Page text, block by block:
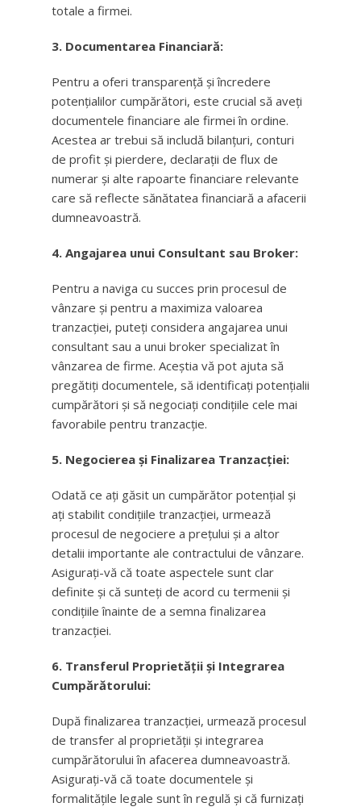
totale a firmei.
3. Documentarea Financiară:
Pentru a oferi transparență și încredere
potențialilor cumpărători, este crucial să aveți
documentele financiare ale firmei în ordine.
Acestea ar trebui să includă bilanțuri, conturi
de profit și pierdere, declarații de flux de
numerar și alte rapoarte financiare relevante
care să reflecte sănătatea financiară a afacerii
dumneavoastră.
4. Angajarea unui Consultant sau Broker:
Pentru a naviga cu succes prin procesul de
vânzare și pentru a maximiza valoarea
tranzacției, puteți considera angajarea unui
consultant sau a unui broker specializat în
vânzarea de firme. Aceștia vă pot ajuta să
pregătiți documentele, să identificați potențialii
cumpărători și să negociați condițiile cele mai
favorabile pentru tranzacție.
5. Negocierea și Finalizarea Tranzacției:
Odată ce ați găsit un cumpărător potențial și
ați stabilit condițiile tranzacției, urmează
procesul de negociere a prețului și a altor
detalii importante ale contractului de vânzare.
Asigurați-vă că toate aspectele sunt clar
definite și că sunteți de acord cu termenii și
condițiile înainte de a semna finalizarea
tranzacției.
6. Transferul Proprietății și Integrarea
Cumpărătorului:
După finalizarea tranzacției, urmează procesul
de transfer al proprietății și integrarea
cumpărătorului în afacerea dumneavoastră.
Asigurați-vă că toate documentele și
formalitățile legale sunt în regulă și că furnizați